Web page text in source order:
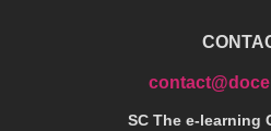
SC The e-learning